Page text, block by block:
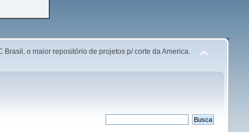
Brasil, o maior repositório de projetos p/ corte da America.